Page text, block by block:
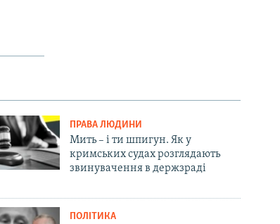
ПРАВА ЛЮДИНИ
Мить – і ти шпигун. Як у
кримських судах розглядають
звинувачення в держзраді
ПОЛІТИКА